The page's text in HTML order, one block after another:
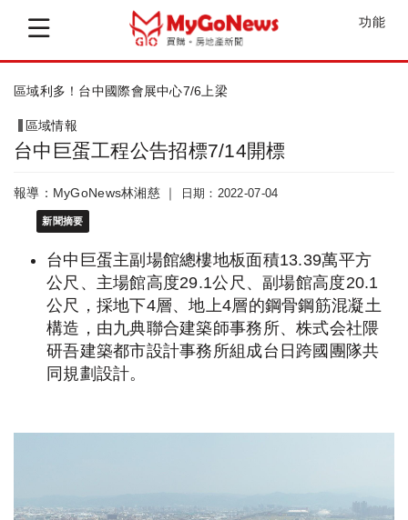
功能
放寬限制！國產署「這件個案」第2次招標
區域情報
台中巨蛋工程公告招標7/14開標
報導：MyGoNews林湘慈 ｜ 日期：2022-07-04
新聞摘要
台中巨蛋主副場館總樓地板面積13.39萬平方
公尺、主場館高度29.1公尺、副場館高度20.1
公尺，採地下4層、地上4層的鋼骨鋼筋混凝土
構造，由九典聯合建築師事務所、株式会社隈
研吾建築都市設計事務所組成台日跨國團隊共
同規劃設計。